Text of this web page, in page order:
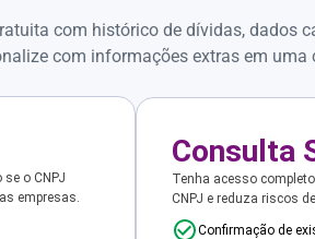
com histórico de dívidas, dados
com informações extras em uma
o CNPJ
empresas.
Consulta
Tenha acesso
CNPJ e reduza riscos
Confirmação de